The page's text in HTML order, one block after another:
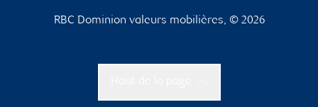
RBC Dominion valeurs mobilières, © 2026